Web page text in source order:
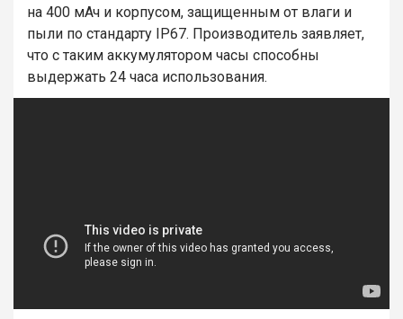
на 400 мАч и корпусом, защищенным от влаги и
пыли по стандарту IP67. Производитель заявляет,
что с таким аккумулятором часы способны
выдержать 24 часа использования.